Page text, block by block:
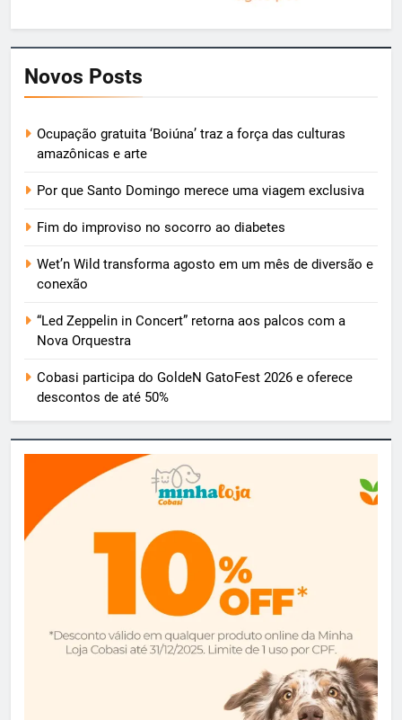
Novos Posts
Ocupação gratuita ‘Boiúna’ traz a força das culturas
amazônicas e arte
Por que Santo Domingo merece uma viagem exclusiva
Fim do improviso no socorro ao diabetes
Wet’n Wild transforma agosto em um mês de diversão e
conexão
“Led Zeppelin in Concert” retorna aos palcos com a
Nova Orquestra
Cobasi participa do GoldeN GatoFest 2026 e oferece
descontos de até 50%